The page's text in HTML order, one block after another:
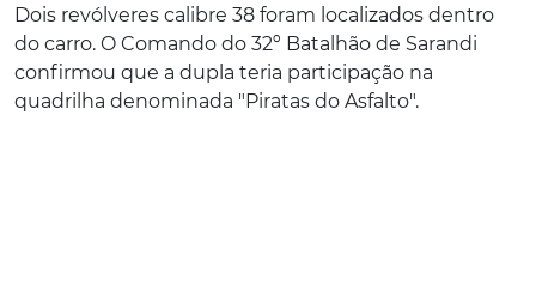
Dois revólveres calibre 38 foram localizados dentro
do carro. O Comando do 32º Batalhão de Sarandi
confirmou que a dupla teria participação na
quadrilha denominada "Piratas do Asfalto".